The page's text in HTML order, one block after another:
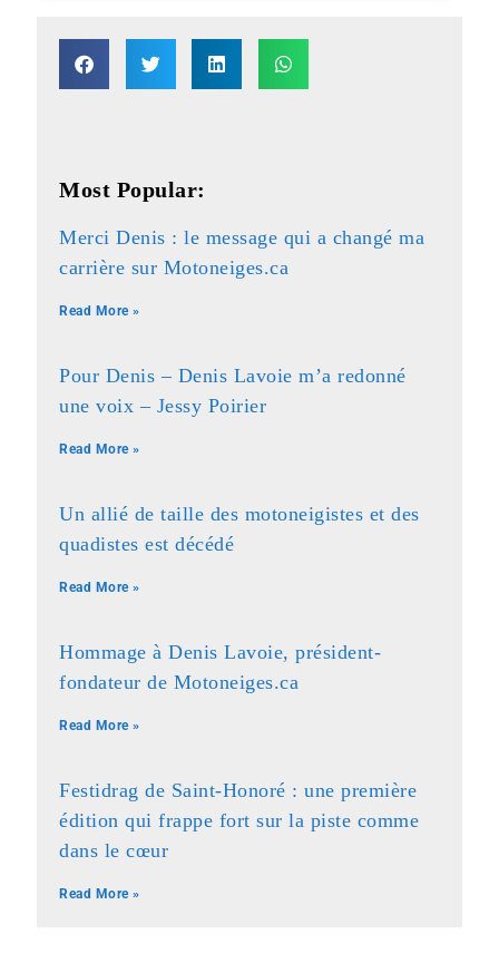
Most Popular:
Merci Denis : le message qui a changé ma
carrière sur Motoneiges.ca
Read More »
Pour Denis – Denis Lavoie m’a redonné
une voix – Jessy Poirier
Read More »
Un allié de taille des motoneigistes et des
quadistes est décédé
Read More »
Hommage à Denis Lavoie, président-
fondateur de Motoneiges.ca
Read More »
Festidrag de Saint-Honoré : une première
édition qui frappe fort sur la piste comme
dans le cœur
Read More »